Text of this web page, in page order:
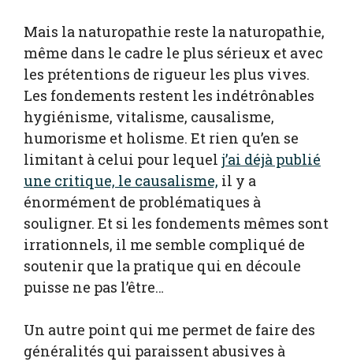
Mais la naturopathie reste la naturopathie,
même dans le cadre le plus sérieux et avec
les prétentions de rigueur les plus vives.
Les fondements restent les indétrônables
hygiénisme, vitalisme, causalisme,
humorisme et holisme. Et rien qu’en se
limitant à celui pour lequel j’ai déjà publié
une critique, le causalisme, il y a
énormément de problématiques à
souligner. Et si les fondements mêmes sont
irrationnels, il me semble compliqué de
soutenir que la pratique qui en découle
puisse ne pas l’être…
Un autre point qui me permet de faire des
généralités qui paraissent abusives à